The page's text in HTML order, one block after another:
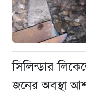
সিলিন্ডার
জনের অবস্থা